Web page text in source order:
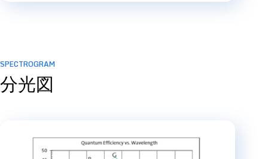
SPECTROGRAM
分光図